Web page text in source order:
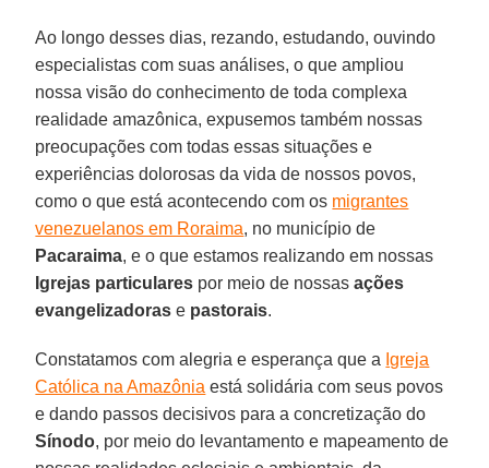
Ao longo desses dias, rezando, estudando, ouvindo
especialistas com suas análises, o que ampliou
nossa visão do conhecimento de toda complexa
realidade amazônica, expusemos também nossas
preocupações com todas essas situações e
experiências dolorosas da vida de nossos povos,
como o que está acontecendo com os migrantes
venezuelanos em Roraima, no município de
Pacaraima, e o que estamos realizando em nossas
Igrejas particulares por meio de nossasações
evangelizadorase pastorais.
Constatamos com alegria e esperança que a Igreja
Católica na Amazônia está solidária com seus povos
e dando passos decisivos para a concretização do
Sínodo, por meio do levantamento e mapeamento de